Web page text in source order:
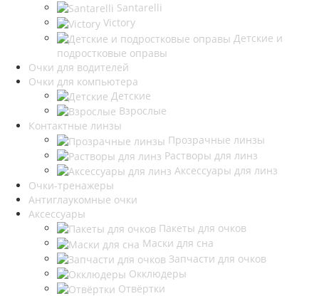
Santarelli
Victory
Детские и
подростковые оправы
Очки для водителей
Очки для компьютера
Детские
Взрослые
Контактные линзы
Прозрачные линзы
Растворы для линз
Аксессуары для линз
Очки-тренажеры
Антиглаукомные очки
Аксессуары
Пакеты для очков
Маски для сна
Запчасти для очков
Окклюдеры
Отвёртки